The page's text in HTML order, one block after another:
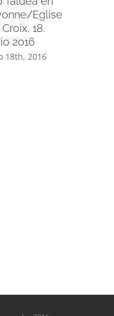
Eglise
18.
2016
18th, 2016